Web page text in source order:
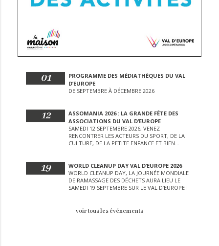
01
PROGRAMME DES MÉDIATHÈQUES DU VAL
D’EUROPE
DE SEPTEMBRE À DÉCEMBRE 2026
12
ASSOMANIA 2026 : LA GRANDE FÊTE DES
ASSOCIATIONS DU VAL D’EUROPE
SAMEDI 12 SEPTEMBRE 2026, VENEZ
RENCONTRER LES ACTEURS DU SPORT, DE LA
CULTURE, DE LA PETITE ENFANCE ET BIEN
19
WORLD CLEANUP DAY VAL D’EUROPE 2026
WORLD CLEANUP DAY, LA JOURNÉE MONDIALE
DE RAMASSAGE DES DÉCHETS AURA LIEU LE
SAMEDI 19 SEPTEMBRE SUR LE VAL D’EUROPE !
voir tous les événements